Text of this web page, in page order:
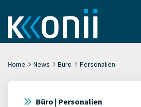
Home News Büro Personalien
Büro | Personalien